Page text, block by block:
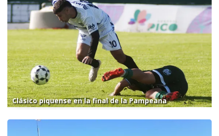
Clásico piquense en la final de la Pampeana